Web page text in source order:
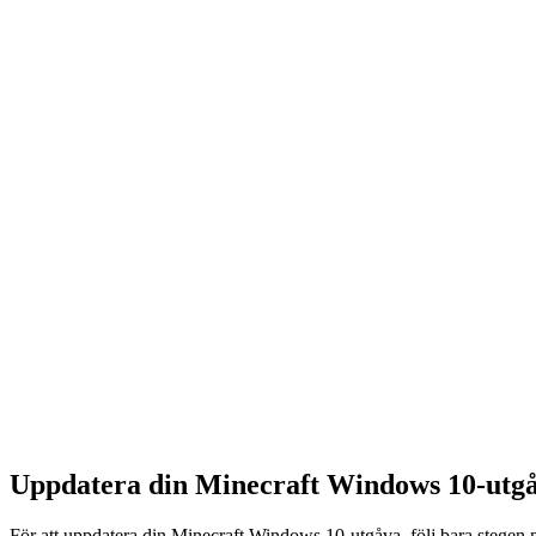
Uppdatera din Minecraft Windows 10-